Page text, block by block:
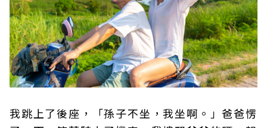
我跳上了後座，「孫子不坐，我坐啊。」爸爸愣